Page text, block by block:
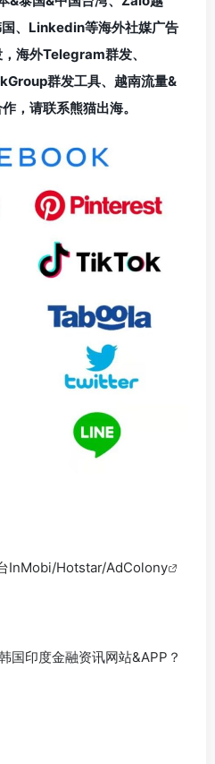
、Linkedin等海外社媒广告
海外Telegram群发、
群发工具、越南流量&
，请联系熊猫出海。
InMobi/Hotstar/AdColony
国印度金融资讯网站&APP？